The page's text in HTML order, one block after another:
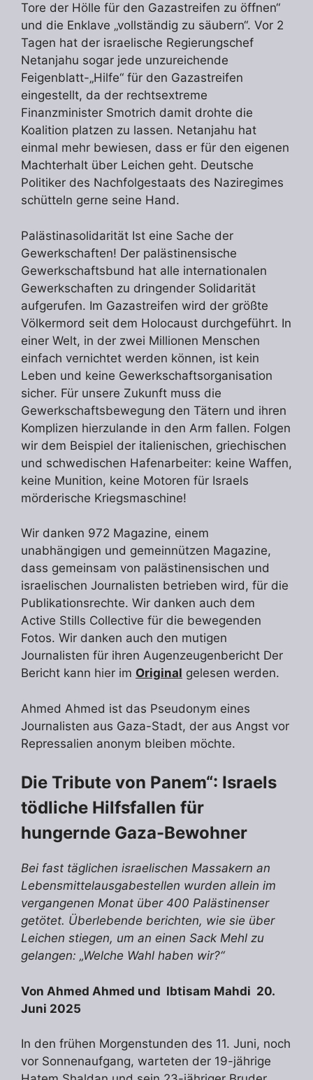
Tore der Hölle für den Gazastreifen zu öffnen“
und die Enklave „vollständig zu säubern“. Vor 2
Tagen hat der israelische Regierungschef
Netanjahu sogar jede unzureichende
Feigenblatt-„Hilfe“ für den Gazastreifen
eingestellt, da der rechtsextreme
Finanzminister Smotrich damit drohte die
Koalition platzen zu lassen. Netanjahu hat
einmal mehr bewiesen, dass er für den eigenen
Machterhalt über Leichen geht. Deutsche
Politiker des Nachfolgestaats des Naziregimes
schütteln gerne seine Hand.
Palästinasolidarität Ist eine Sache der
Gewerkschaften! Der palästinensische
Gewerkschaftsbund hat alle internationalen
Gewerkschaften zu dringender Solidarität
aufgerufen. Im Gazastreifen wird der größte
Völkermord seit dem Holocaust durchgeführt. In
einer Welt, in der zwei Millionen Menschen
einfach vernichtet werden können, ist kein
Leben und keine Gewerkschaftsorganisation
sicher. Für unsere Zukunft muss die
Gewerkschaftsbewegung den Tätern und ihren
Komplizen hierzulande in den Arm fallen. Folgen
wir dem Beispiel der italienischen, griechischen
und schwedischen Hafenarbeiter: keine Waffen,
keine Munition, keine Motoren für Israels
mörderische Kriegsmaschine!
Wir danken 972 Magazine, einem
unabhängigen und gemeinnützen Magazine,
dass gemeinsam von palästinensischen und
israelischen Journalisten betrieben wird, für die
Publikationsrechte. Wir danken auch dem
Active Stills Collective für die bewegenden
Fotos. Wir danken auch den mutigen
Journalisten für ihren Augenzeugenbericht Der
Bericht kann hier im Original gelesen werden.
Ahmed Ahmed ist das Pseudonym eines
Journalisten aus Gaza-Stadt, der aus Angst vor
Repressalien anonym bleiben möchte.
Die Tribute von Panem“: Israels
tödliche Hilfsfallen für
hungernde Gaza-Bewohner
Bei fast täglichen israelischen Massakern an
Lebensmittelausgabestellen wurden allein im
vergangenen Monat über 400 Palästinenser
getötet. Überlebende berichten, wie sie über
Leichen stiegen, um an einen Sack Mehl zu
gelangen: „Welche Wahl haben wir?“
Von Ahmed Ahmed und Ibtisam Mahdi 20.
Juni 2025
In den frühen Morgenstunden des 11. Juni, noch
vor Sonnenaufgang, warteten der 19-jährige